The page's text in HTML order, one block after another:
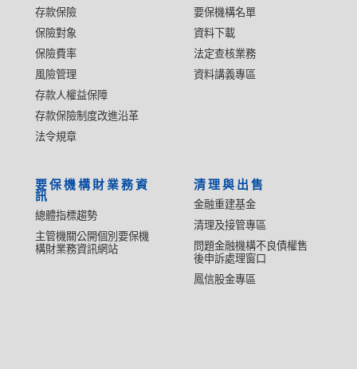
存款保險
保險對象
保險費率
風險管理
存款人權益保障
存款保險制度改進沿革
法令規章
要保機構名單
資料下載
法定查核業務
資料講義專區
要保機構財業務資
訊
總體指標趨勢
主管機關公開個別要保機
構財業務資訊網站
清理與出售
金融重建基金
清理及接管專區
問題金融機構不良債權售
後申訴處理窗口
鳳信股金專區